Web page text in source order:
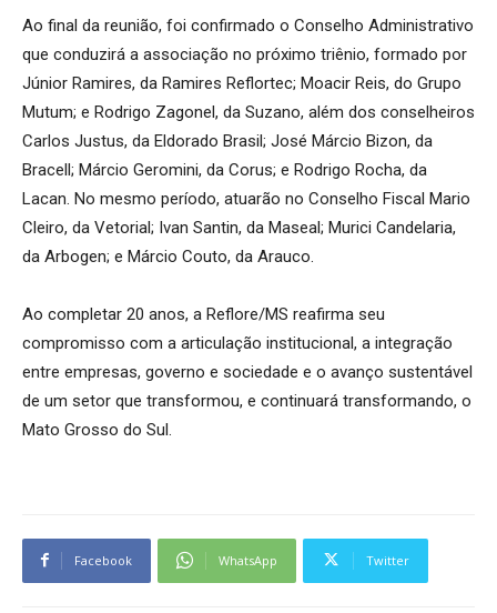
Ao final da reunião, foi confirmado o Conselho Administrativo
que conduzirá a associação no próximo triênio, formado por
Júnior Ramires, da Ramires Reflortec; Moacir Reis, do Grupo
Mutum; e Rodrigo Zagonel, da Suzano, além dos conselheiros
Carlos Justus, da Eldorado Brasil; José Márcio Bizon, da
Bracell; Márcio Geromini, da Corus; e Rodrigo Rocha, da
Lacan. No mesmo período, atuarão no Conselho Fiscal Mario
Cleiro, da Vetorial; Ivan Santin, da Maseal; Murici Candelaria,
da Arbogen; e Márcio Couto, da Arauco.
Ao completar 20 anos, a Reflore/MS reafirma seu
compromisso com a articulação institucional, a integração
entre empresas, governo e sociedade e o avanço sustentável
de um setor que transformou, e continuará transformando, o
Mato Grosso do Sul.
Facebook WhatsApp Twitter